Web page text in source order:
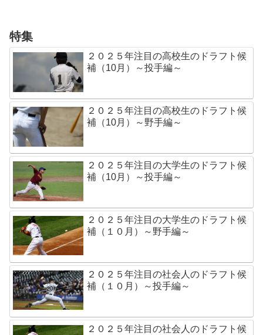
特集
２０２５年注目の高校生のドラフト候
補（10月）～投手編～
２０２５年注目の高校生のドラフト候
補（10月）～野手編～
２０２５年注目の大学生のドラフト候
補（10月）～投手編～
２０２５年注目の大学生のドラフト候
補（１０月）～野手編～
２０２５年注目の社会人のドラフト候
補（１０月）～投手編～
２０２５年注目の社会人のドラフト候